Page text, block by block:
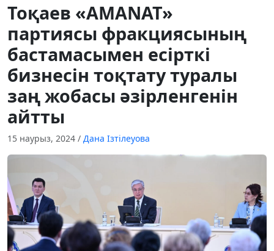
Тоқаев «AMANAT»
партиясы фракциясының
бастамасымен есірткі
бизнесін тоқтату туралы
заң жобасы әзірленгенін
айтты
15 наурыз, 2024 / Дана Ізтілеуова